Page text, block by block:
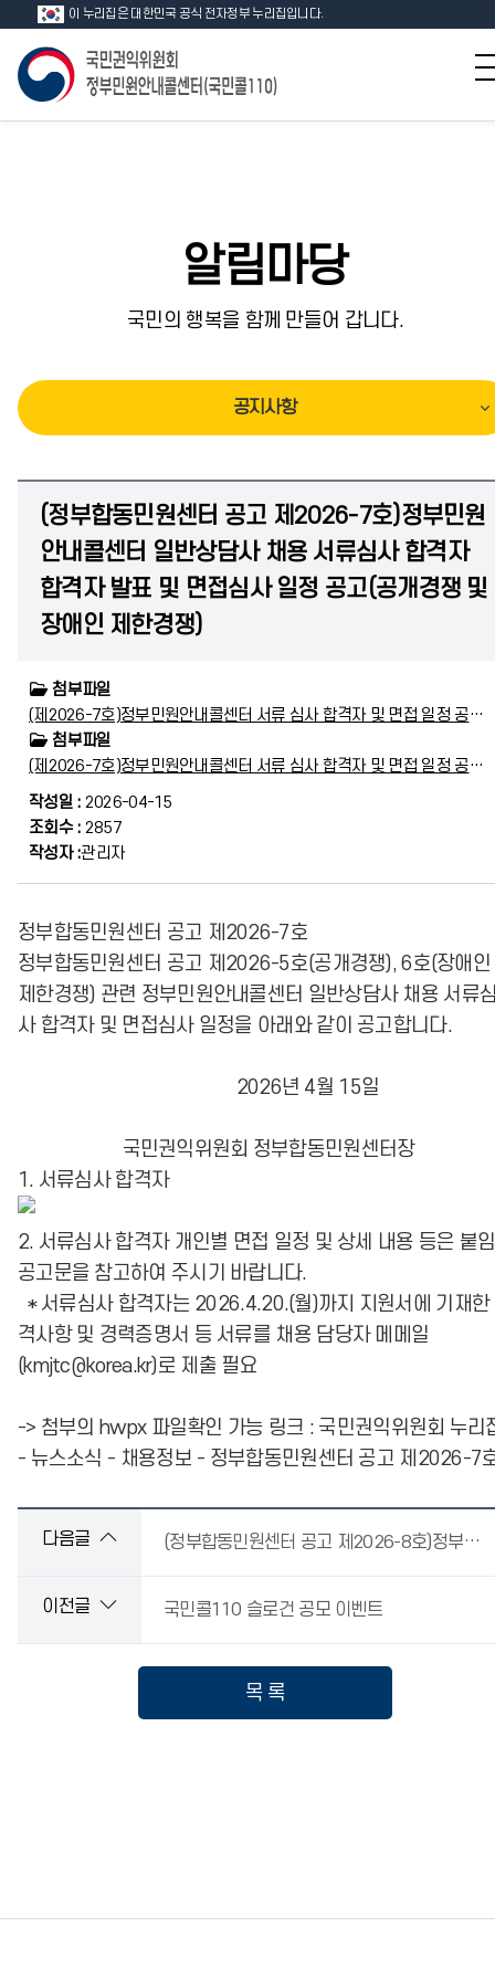
이 누리집은 대한민국 공식 전자정부 누리집입니다.
알림마당
국민의 행복을 함께 만들어 갑니다.
공지사항
(정부합동민원센터 공고 제2026-7호)정부민원
안내콜센터 일반상담사 채용 서류심사 합격자
합격자 발표 및 면접심사 일정 공고(공개경쟁 및
장애인 제한경쟁)
첨부파일
(제2026-7호)정부민원안내콜센터 서류 심사 합격자 및 면접 일정 공고.hwp
첨부파일
(제2026-7호)정부민원안내콜센터 서류 심사 합격자 및 면접 일정 공고.pdf
작성일 : 2026-04-15
조회수 : 2857
작성자 :관리자
정부합동민원센터 공고 제2026-7호
정부합동민원센터 공고 제2026-5호(공개경쟁), 6호(장애인
제한경쟁) 관련 정부민원안내콜센터 일반상담사 채용 서류
사 합격자 및 면접심사 일정을 아래와 같이 공고합니다.
2026년 4월 15일
국민권익위원회 정부합동민원센터장
1. 서류심사 합격자
2. 서류심사 합격자 개인별 면접 일정 및 상세 내용 등은 붙임
공고문을 참고하여 주시기 바랍니다.
* 서류심사 합격자는 2026.4.20.(월)까지 지원서에 기재한
격사항 및 경력증명서 등 서류를 채용 담당자 메메일
(kmjtc@korea.kr)로 제출 필요
-> 첨부의 hwpx 파일확인 가능 링크 : 국민권익위원회 누리
- 뉴스소식 - 채용정보 - 정부합동민원센터 공고 제2026-7
다음글 (정부합동민원센터 공고 제2026-8호)정부민원안내콜센터 일반상담사 채용 면접심사 합격자 공고(공개경쟁 및 장애인 제한경쟁)
이전글 국민콜110 슬로건 공모 이벤트
목 록